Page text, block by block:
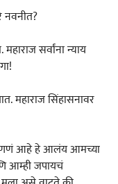
नवनीत?
सर्वांना न्याय
महाराज सिंहासनावर
आहे हे आलंय आमच्या
आम्ही जपायचं